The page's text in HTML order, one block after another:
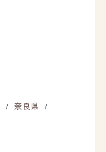
/ 奈良県 /